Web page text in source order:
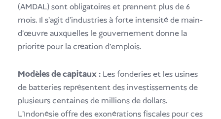
(AMDAL) sont obligatoires et prennent plus de 6
mois. Il s'agit d'industries à forte intensité de main-
d'œuvre auxquelles le gouvernement donne la
priorité pour la création d'emplois.
Modèles de capitaux : Les fonderies et les usines
de batteries représentent des investissements de
plusieurs centaines de millions de dollars.
L'Indonésie offre des exonérations fiscales pour ces